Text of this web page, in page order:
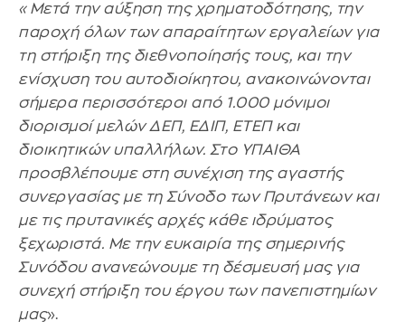
«Μετά την αύξηση της χρηματοδότησης, την
παροχή όλων των απαραίτητων εργαλείων για
τη στήριξη της διεθνοποίησής τους, και την
ενίσχυση του αυτοδιοίκητου, ανακοινώνονται
σήμερα περισσότεροι από 1.000 μόνιμοι
διορισμοί μελών ΔΕΠ, ΕΔΙΠ, ΕΤΕΠ και
διοικητικών υπαλλήλων. Στο ΥΠΑΙΘΑ
προσβλέπουμε στη συνέχιση της αγαστής
συνεργασίας με τη Σύνοδο των Πρυτάνεων και
με τις πρυτανικές αρχές κάθε ιδρύματος
ξεχωριστά. Με την ευκαιρία της σημερινής
Συνόδου ανανεώνουμε τη δέσμευσή μας για
συνεχή στήριξη του έργου των πανεπιστημίων
μας».